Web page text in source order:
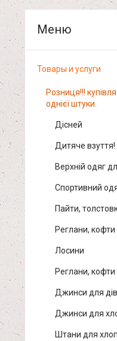
Товары и услуги
Розниця!!!
однієї штуки.
Дісней
Дитяче взуття!
Верхній одяг
Спортивний
Пайти,
Реглани,
Лосини
Реглани,
Джинси для
Джинси для
Штани для